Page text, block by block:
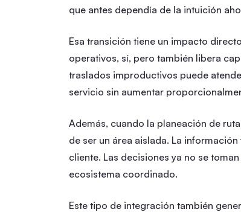
que antes dependía de la intuición
Esa transición tiene un impacto
operativos, sí, pero también libera
traslados improductivos puede
servicio sin aumentar
Además, cuando la planeación de
de ser un área aislada. La
cliente. Las decisiones ya no se
ecosistema coordinado.
Este tipo de integración también